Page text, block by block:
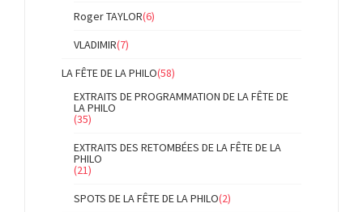
Roger TAYLOR(6)
VLADIMIR(7)
LA FÊTE DE LA PHILO(58)
EXTRAITS DE PROGRAMMATION DE LA FÊTE DE
LA PHILO
(35)
EXTRAITS DES RETOMBÉES DE LA FÊTE DE LA
PHILO
(21)
SPOTS DE LA FÊTE DE LA PHILO(2)